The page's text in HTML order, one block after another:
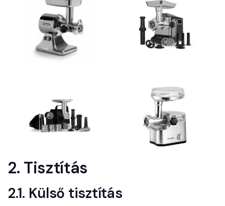
2. Tisztítás
2.1. Külső tisztítás